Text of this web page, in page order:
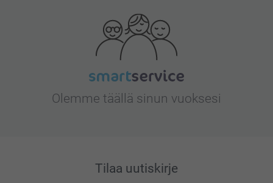
Olemme täällä sinun vuoksesi
Tilaa uutiskirje